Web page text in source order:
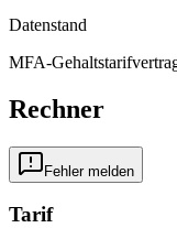
Datenstand
MFA-
Rechner
Fehler melden
Tarif